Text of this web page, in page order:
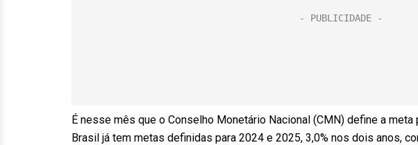
É nesse mês que o Conselho Monetário Nacional (CMN) define a meta
Brasil já tem metas definidas para 2024 e 2025, 3,0% nos dois anos,